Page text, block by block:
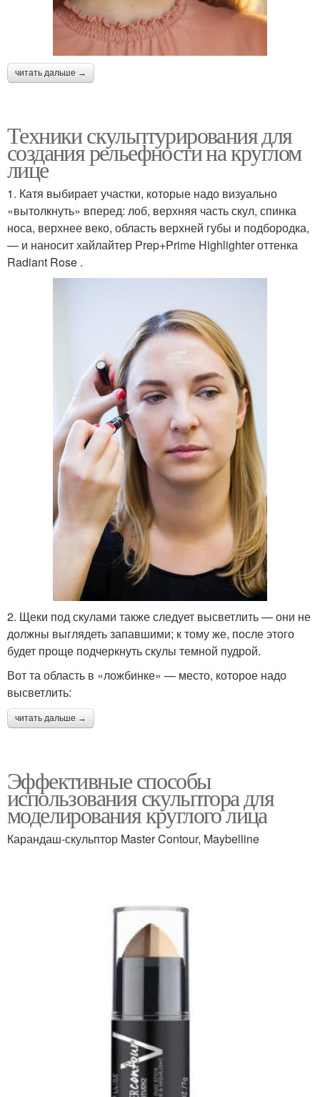
читать дальше →
Техники скульптурирования для
создания рельефности на круглом
лице
1. Катя выбирает участки, которые надо визуально
«вытолкнуть» вперед: лоб, верхняя часть скул, спинка
носа, верхнее веко, область верхней губы и подбородка,
— и наносит хайлайтер Prep+Prime Highlighter оттенка
Radiant Rose .
2. Щеки под скулами также следует высветлить — они не
должны выглядеть запавшими; к тому же, после этого
будет проще подчеркнуть скулы темной пудрой.
Вот та область в «ложбинке» — место, которое надо
высветлить:
читать дальше →
Эффективные способы
использования скульптора для
моделирования круглого лица
Карандаш-скульптор Master Contour, Maybelline